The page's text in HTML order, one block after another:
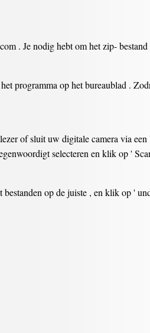
. Je nodig hebt om het zip-
programma op het bureaublad .
of sluit uw digitale camera via
selecteren en klik op '
op de juiste , en klik op '